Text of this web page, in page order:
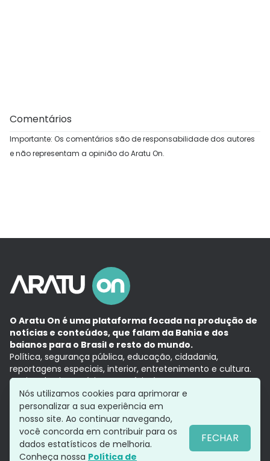
Comentários
Importante: Os comentários são de responsabilidade dos autores
e não representam a opinião do Aratu On.
O Aratu On é uma plataforma focada na produção de
notícias e conteúdos, que falam da Bahia e dos
baianos para o Brasil e resto do mundo.
Política, segurança pública, educação, cidadania,
reportagens especiais, interior, entretenimento e cultura.
Aqui, tudo vira notícia e a notícia é no tempo presente,
com a credibilidade do Grupo Aratu.
Grupo Aratu
Política de privacidade
Siga-nos
Nós utilizamos cookies para aprimorar e
personalizar a sua experiência em
nosso site. Ao continuar navegando,
você concorda em contribuir para os
dados estatísticos de melhoria.
Conheça nossa Política de
FECHAR